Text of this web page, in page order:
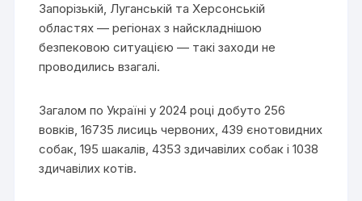
Запорізькій, Луганській та Херсонській
областях — регіонах з найскладнішою
безпековою ситуацією — такі заходи не
проводились взагалі.
Загалом по Україні у 2024 році добуто 256
вовків, 16735 лисиць червоних, 439 єнотовидних
собак, 195 шакалів, 4353 здичавілих собак і 1038
здичавілих котів.